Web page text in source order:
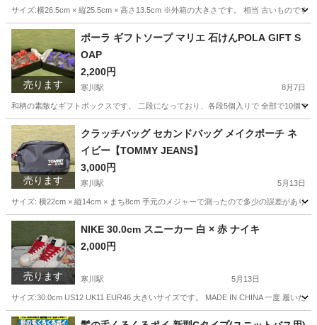
サイズ:横26.5cm × 縦25.5cm × 高さ13.5cm ※外箱の大きさです。 相当 古いものです
神奈川 高座郡 寒川駅 需要
売ります
ポーラ ギフトソープ マリエ 石けんPOLA GIFT S
OAP
2,200円
寒川駅 8月7日
和柄の素敵なギフトボックスです。 二段になっており、各段5個入りで 全部で10個で
神奈川 高座郡 寒川駅 家庭用品 POLA
売ります
クラッチバッグ セカンドバッグ メイクポーチ ネ
イビー【TOMMY JEANS】
3,000円
寒川駅 5月13日
サイズ: 横22cm × 縦14cm × まち8cm 手元のメジャーで測ったので多少の誤差があり
神奈川 高座郡 クラッチバッグ
売ります
NIKE 30.0cm スニーカー 白 × 赤 ナイキ
2,000円
寒川駅 5月13日
サイズ:30.0cm US12 UK11 EUR46 大きいサイズです。 MADE IN CHINA 一度 履いた
神奈川 高座郡 寒川駅 靴 NIKE